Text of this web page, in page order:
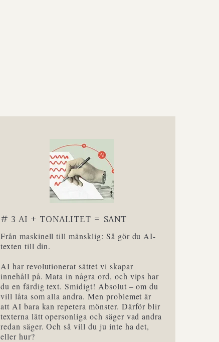
# 3 AI + TONALITET = SANT
Från maskinell till mänsklig: Så gör du AI-
texten till din.
AI har revolutionerat sättet vi skapar
innehåll på. Mata in några ord, och vips har
du en färdig text. Smidigt! Absolut – om du
vill låta som alla andra. Men problemet är
att AI bara kan repetera mönster. Därför blir
texterna lätt opersonliga och säger vad andra
redan säger. Och så vill du ju inte ha det,
eller hur?